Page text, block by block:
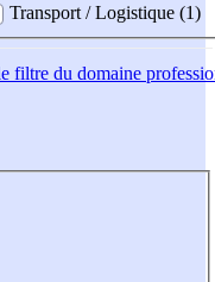
Transport / Logistique (1)
filtre du domaine